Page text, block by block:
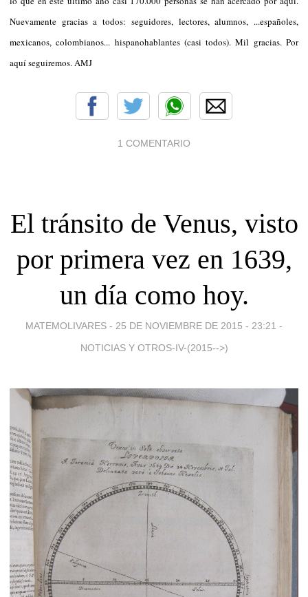
Nuevamente gracias a todos: seguidores, lectores, alumnos, ...españoles,
mexicanos, colombianos... hispanohablantes (casi todos). Mil gracias. Por
aquí seguiremos. AMJ
1 COMENTARIO
El tránsito de Venus, visto
por primera vez en 1639,
un día como hoy.
MATEMOLIVARES - 25 DE NOVIEMBRE DE 2015 - 23:21 -
NOTICIAS Y OTROS-IV-(2015-->)